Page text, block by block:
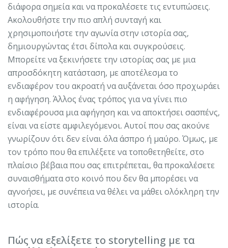
διάφορα σημεία και να προκαλέσετε τις εντυπώσεις.
Ακολουθήστε την πιο απλή συνταγή και
χρησιμοποιήστε την αγωνία στην ιστορία σας,
δημιουργώντας έτσι δίπολα και συγκρούσεις.
Μπορείτε να ξεκινήσετε την ιστορίας σας με μια
απροσδόκητη κατάσταση, με αποτέλεσμα το
ενδιαφέρον του ακροατή να αυξάνεται όσο προχωράει
η αφήγηση. Άλλος ένας τρόπος για να γίνει πιο
ενδιαφέρουσα μια αφήγηση και να αποκτήσει σασπένς,
είναι να είστε αμφιλεγόμενοι. Αυτοί που σας ακούνε
γνωρίζουν ότι δεν είναι όλα άσπρο ή μαύρο. Όμως, με
τον τρόπο που θα επιλέξετε να τοποθετηθείτε, στο
πλαίσιο βέβαια που σας επιτρέπεται, θα προκαλέσετε
συναισθήματα στο κοινό που δεν θα μπορέσει να
αγνοήσει, με συνέπεια να θέλει να μάθει ολόκληρη την
ιστορία.
Πώς να εξελίξετε το storytelling με τα